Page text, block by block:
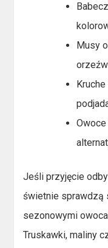
Musy
Jeśli przyjęcie
świetnie sprawdzą
sezonowymi
Truskawki, maliny